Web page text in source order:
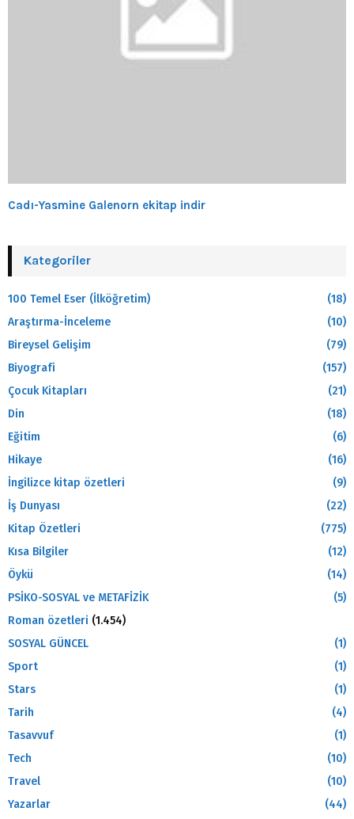
Cadı-Yasmine Galenorn ekitap indir
Kategoriler
100 Temel Eser (İlköğretim)
(18)
Araştırma-İnceleme
(10)
Bireysel Gelişim
(79)
Biyografi
(157)
Çocuk Kitapları
(21)
Din
(18)
Eğitim
(6)
Hikaye
(16)
İngilizce kitap özetleri
(9)
İş Dunyası
(22)
Kitap Özetleri
(775)
Kısa Bilgiler
(12)
Öykü
(14)
PSİKO-SOSYAL ve METAFİZİK
(5)
Roman özetleri (1.454)
SOSYAL GÜNCEL
(1)
Sport
(1)
Stars
(1)
Tarih
(4)
Tasavvuf
(1)
Tech
(10)
Travel
(10)
Yazarlar
(44)